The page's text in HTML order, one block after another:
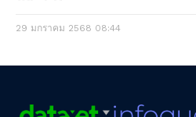
29 มกราคม 2568 08:44